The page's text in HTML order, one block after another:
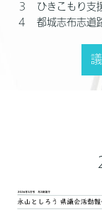
３ ひきこもり支
４ 都城志布志道